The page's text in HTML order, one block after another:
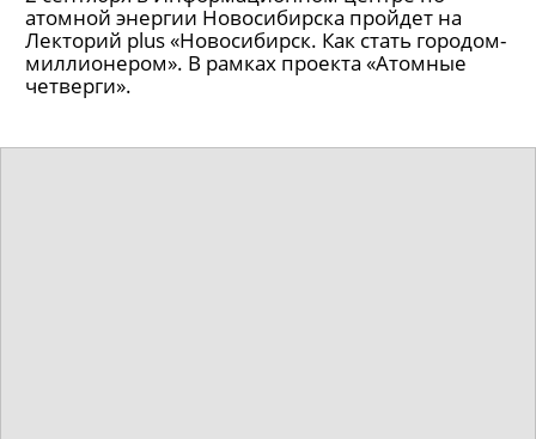
атомной энергии Новосибирска пройдет на
Лекторий plus «Новосибирск. Как стать городом-
миллионером». В рамках проекта «Атомные
четверги».